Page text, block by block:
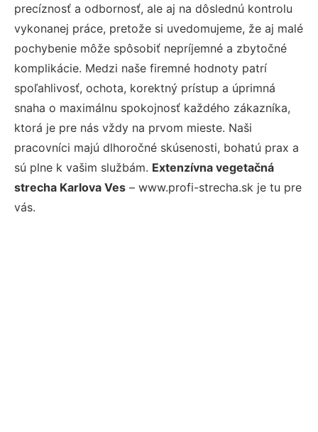
precíznosť a odbornosť, ale aj na dôslednú kontrolu
vykonanej práce, pretože si uvedomujeme, že aj malé
pochybenie môže spôsobiť nepríjemné a zbytočné
komplikácie. Medzi naše firemné hodnoty patrí
spoľahlivosť, ochota, korektný prístup a úprimná
snaha o maximálnu spokojnosť každého zákazníka,
ktorá je pre nás vždy na prvom mieste. Naši
pracovníci majú dlhoročné skúsenosti, bohatú prax a
sú plne k vašim službám. Extenzívna vegetačná
strecha Karlova Ves – www.profi-strecha.sk je tu pre
vás.